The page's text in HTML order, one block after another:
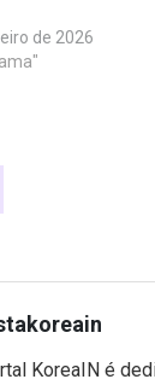
de 2026
KoreaIN é